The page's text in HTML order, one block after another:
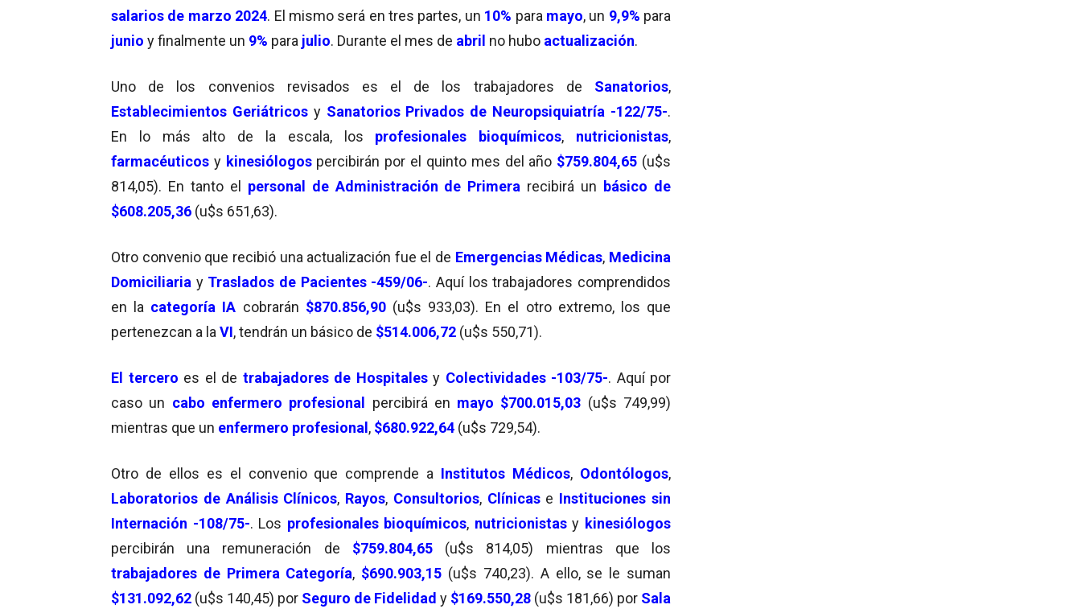
salarios de marzo 2024. El mismo será en tres partes, un 10% para mayo, un 9,9% para
junio y finalmente un 9% para julio. Durante el mes de abril no hubo actualización.
Uno de los convenios revisados es el de los trabajadores de Sanatorios,
Establecimientos Geriátricosy Sanatorios Privados de Neuropsiquiatría -122/75-.
En lo más alto de la escala, los profesionales bioquímicos, nutricionistas,
farmacéuticos y kinesiólogospercibirán por el quinto mes del año $759.804,65 (u$s
814,05). En tanto el personal de Administración de Primera recibirá un básico de
$608.205,36 (u$s 651,63).
Otro convenio que recibió una actualización fue el de Emergencias Médicas, Medicina
Domiciliaria y Traslados de Pacientes -459/06-. Aquí los trabajadores comprendidos
en la categoría IA cobrarán $870.856,90 (u$s 933,03). En el otro extremo, los que
pertenezcan a la VI, tendrán un básico de $514.006,72 (u$s 550,71).
El tercero es el de trabajadores de Hospitalesy Colectividades -103/75-. Aquí por
caso un cabo enfermero profesional percibirá en mayo $700.015,03 (u$s 749,99)
mientras que un enfermero profesional, $680.922,64 (u$s 729,54).
Otro de ellos es el convenio que comprende a Institutos Médicos, Odontólogos,
Laboratorios de Análisis Clínicos, Rayos, Consultorios, Clínicase Instituciones sin
Internación -108/75-. Los profesionales bioquímicos, nutricionistas y kinesiólogos
percibirán una remuneración de $759.804,65 (u$s 814,05) mientras que los
trabajadores de Primera Categoría, $690.903,15 (u$s 740,23). A ello, se le suman
$131.092,62 (u$s 140,45) por Seguro de Fidelidad y $169.550,28 (u$s 181,66) por Sala